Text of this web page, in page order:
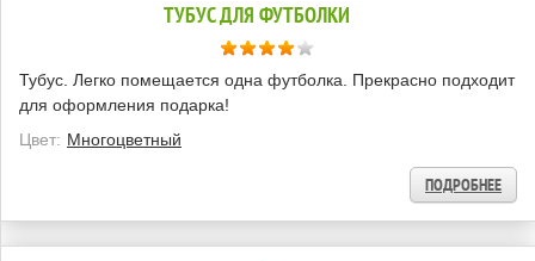
ТУБУС ДЛЯ ФУТБОЛКИ
Тубус. Легко помещается одна футболка. Прекрасно подходит
для оформления подарка!
Цвет: Многоцветный
ПОДРОБНЕЕ